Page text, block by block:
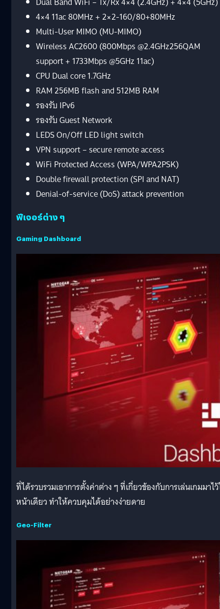
4×4 11ac 80MHz + 2×2-160/80+80MHz
Multi-User MIMO (MU-MIMO)
Wireless AC2600 (800Mbps @2.4GHz256QAM
support + 1733Mbps @5GHz 11ac)
CPU Dual core 1.7GHz
RAM 256MB flash and 512MB RAM
รองรับ IPv6
รองรับ Guest Network
LEDS On/Off LED light switch
VPN support – secure remote access
WiFi Protected Access (WPA/WPA2PSK)
Double firewall protection (SPI and NAT)
Denial-of-service (DoS) attack prevention
ฟีเจอร์ต่าง ๆ
Gaming Dashboard
ที่ได้รวบรวมเอาการตั้งค่าต่าง ๆ ที่เกี่ยวข้องกับการเล่นเกมมาไ
หน้าเดียว ทำให้ควบคุมได้อย่างง่ายดาย
Geo-Filter